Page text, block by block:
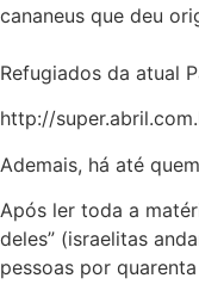
cananeus que deu
Refugiados da atual
http://
Ademais, há até
Após ler toda a
deles” (israelitas
pessoas por